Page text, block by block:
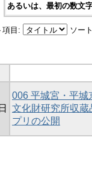
あるいは、最初の数文
項目: ソー
006 平城宮・平城
文化財研究所収
プリの公開